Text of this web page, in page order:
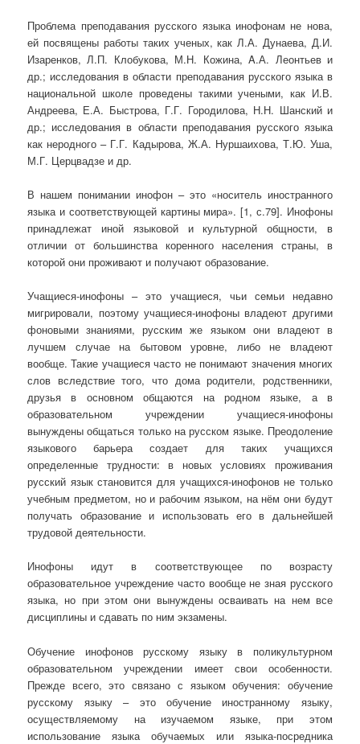
Проблема преподавания русского языка инофонам не нова,
ей посвящены работы таких ученых, как Л.А. Дунаева, Д.И.
Изаренков, Л.П. Клобукова, М.Н. Кожина, A.А. Леонтьев и
др.; исследования в области преподавания русского языка в
национальной школе проведены такими учеными, как И.В.
Андреева, Е.А. Быстрова, Г.Г. Городилова, Н.Н. Шанский и
др.; исследования в области преподавания русского языка
как неродного – Г.Г. Кадырова, Ж.А. Нуршаихова, Т.Ю. Уша,
М.Г. Церцвадзе и др.
В нашем понимании инофон – это «носитель иностранного
языка и соответствующей картины мира». [1, с.79]. Инофоны
принадлежат иной языковой и культурной общности, в
отличии от большинства коренного населения страны, в
которой они проживают и получают образование.
Учащиеся-инофоны – это учащиеся, чьи семьи недавно
мигрировали, поэтому учащиеся-инофоны владеют другими
фоновыми знаниями, русским же языком они владеют в
лучшем случае на бытовом уровне, либо не владеют
вообще. Такие учащиеся часто не понимают значения многих
слов вследствие того, что дома родители, родственники,
друзья в основном общаются на родном языке, а в
образовательном учреждении учащиеся-инофоны
вынуждены общаться только на русском языке. Преодоление
языкового барьера создает для таких учащихся
определенные трудности: в новых условиях проживания
русский язык становится для учащихся-инофонов не только
учебным предметом, но и рабочим языком, на нём они будут
получать образование и использовать его в дальнейшей
трудовой деятельности.
Инофоны идут в соответствующее по возрасту
образовательное учреждение часто вообще не зная русского
языка, но при этом они вынуждены осваивать на нем все
дисциплины и сдавать по ним экзамены.
Обучение инофонов русскому языку в поликультурном
образовательном учреждении имеет свои особенности.
Прежде всего, это связано с языком обучения: обучение
русскому языку – это обучение иностранному языку,
осуществляемому на изучаемом языке, при этом
использование языка обучаемых или языка-посредника